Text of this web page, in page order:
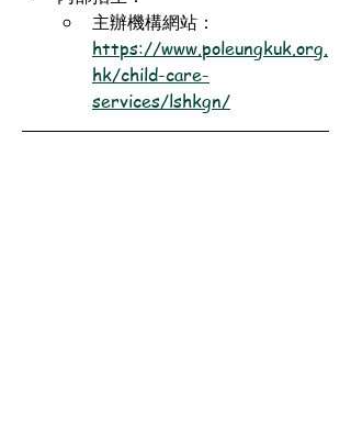
主辦機構網站：
https://www.poleungkuk.org.
hk/child-care-
services/lshkgn/